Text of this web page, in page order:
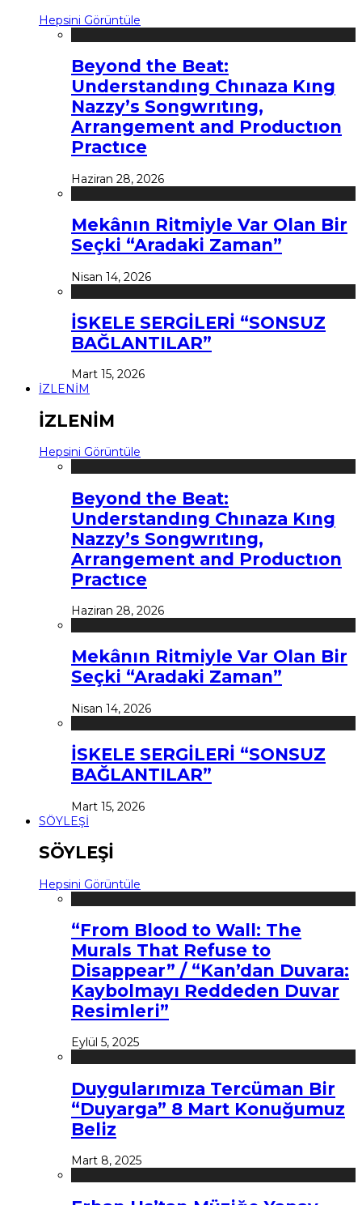
Hepsini Görüntüle
Beyond the Beat:
Understandıng Chınaza Kıng
Nazzy’s Songwrıtıng,
Arrangement and Productıon
Practıce
Haziran 28, 2026
Mekânın Ritmiyle Var Olan Bir
Seçki “Aradaki Zaman”
Nisan 14, 2026
İSKELE SERGİLERİ “SONSUZ
BAĞLANTILAR”
Mart 15, 2026
İZLENİM
İZLENİM
Hepsini Görüntüle
Beyond the Beat:
Understandıng Chınaza Kıng
Nazzy’s Songwrıtıng,
Arrangement and Productıon
Practıce
Haziran 28, 2026
Mekânın Ritmiyle Var Olan Bir
Seçki “Aradaki Zaman”
Nisan 14, 2026
İSKELE SERGİLERİ “SONSUZ
BAĞLANTILAR”
Mart 15, 2026
SÖYLEŞİ
SÖYLEŞİ
Hepsini Görüntüle
“From Blood to Wall: The
Murals That Refuse to
Disappear” / “Kan’dan Duvara:
Kaybolmayı Reddeden Duvar
Resimleri”
Eylül 5, 2025
Duygularımıza Tercüman Bir
“Duyarga” 8 Mart Konuğumuz
Beliz
Mart 8, 2025